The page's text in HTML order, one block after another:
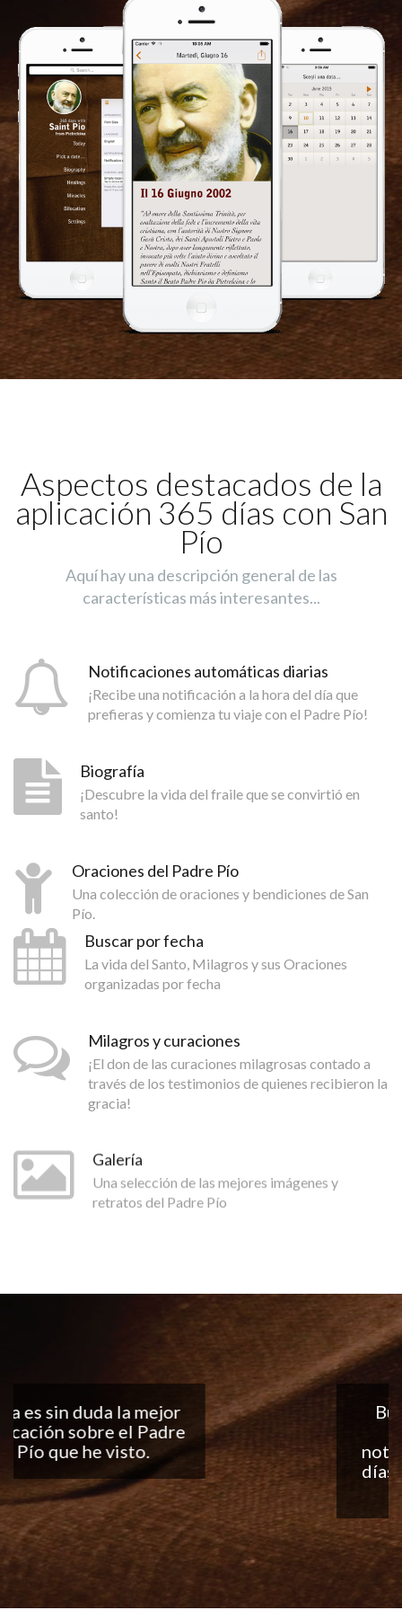
Aspectos destacados de la
aplicación 365 días con San
Pío
Aquí hay una descripción general de las
características más interesantes...
Notificaciones automáticas diarias
¡Recibe una notificación a la hora del día que
prefieras y comienza tu viaje con el Padre Pío!
Biografía
¡Descubre la vida del fraile que se convirtió en
santo!
Oraciones del Padre Pío
Una colección de oraciones y bendiciones de San
Pío.
Buscar por fecha
La vida del Santo, Milagros y sus Oraciones
organizadas por fecha
Milagros y curaciones
¡El don de las curaciones milagrosas contado a
través de los testimonios de quienes recibieron la
gracia!
Galería
Una selección de las mejores imágenes y
retratos del Padre Pío
Buena aplicación, me
encantan las
notificaciones todos los
días... ¡Sigan con el buen
trabajo!